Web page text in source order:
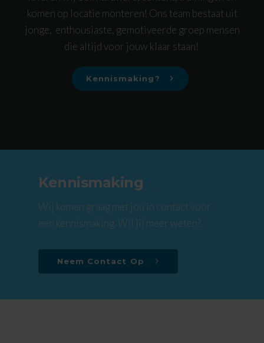
komen op locatie monteren! Ons team bestaat uit
jonge, enthousiaste, gemotiveerde groep mensen
die altijd voor jouw klaar staan!
Kennismaking?
Kennismaking
Wij komen graag met jou in contact voor
een kennismaking. Wil jij meer weten?
Neem Contact Op